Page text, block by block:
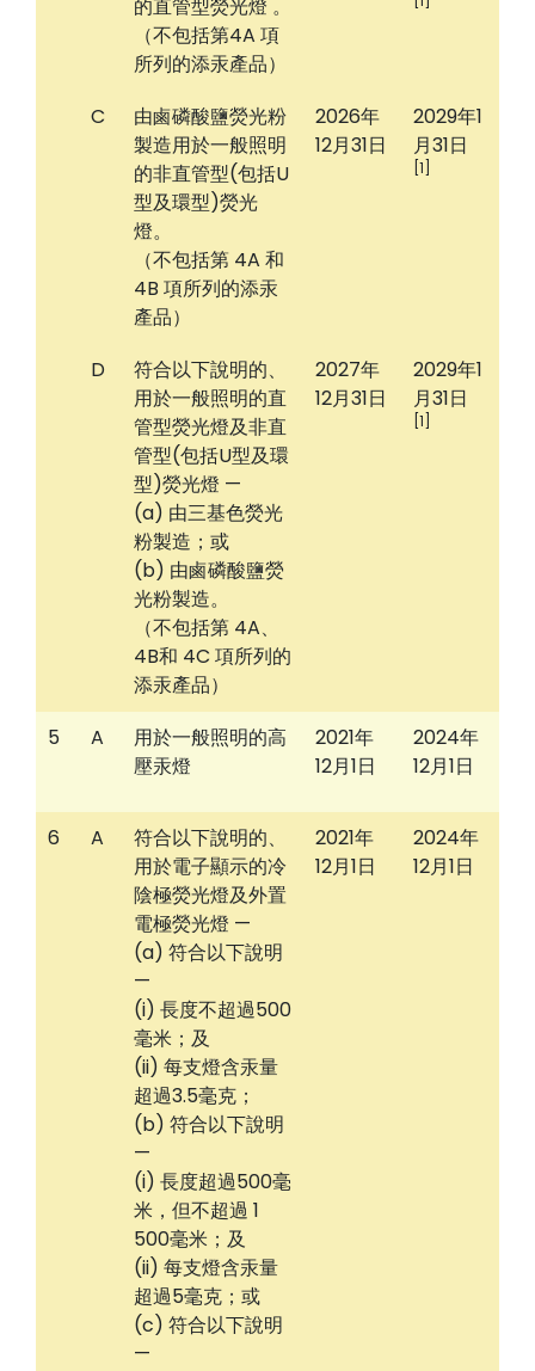
的直管型熒光燈 。
（不包括第4A 項
所列的添汞產品）
C
由鹵磷酸鹽熒光粉
製造用於一般照明
的非直管型(包括U
型及環型)熒光
燈。
（不包括第 4A 和
4B 項所列的添汞
產品）
2026年
12月31日
2029年1
月31日
[1]
D
符合以下說明的、
用於一般照明的直
管型熒光燈及非直
管型(包括U型及環
型)熒光燈 —
(a) 由三基色熒光
粉製造；或
(b) 由鹵磷酸鹽熒
光粉製造。
（不包括第 4A、
4B和 4C 項所列的
添汞產品）
2027年
12月31日
2029年1
月31日
[1]
5 A
用於一般照明的高
壓汞燈
2021年
12月1日
2024年
12月1日
6 A
符合以下說明的、
用於電子顯示的冷
陰極熒光燈及外置
電極熒光燈 —
(a) 符合以下說明
—
(i) 長度不超過500
毫米；及
(ii) 每支燈含汞量
超過3.5毫克；
(b) 符合以下說明
—
(i) 長度超過500毫
米，但不超過 1
500毫米；及
(ii) 每支燈含汞量
超過5毫克；或
(c) 符合以下說明
—
2021年
12月1日
2024年
12月1日